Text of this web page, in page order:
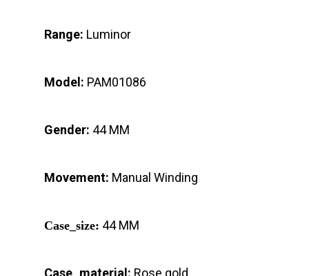
Range: Luminor
Model: PAM01086
Gender: 44 MM
Movement: Manual Winding
Case_size: 44 MM
Case_material: Rose gold